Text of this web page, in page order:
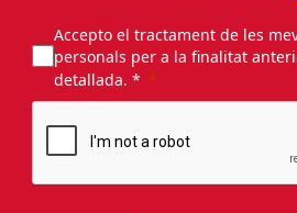
Accepto el tractament de les
personals per a la finalitat
detallada. *